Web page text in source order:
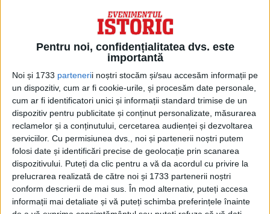
Pentru noi, confidențialitatea dvs. este
importantă
Noi și 1733 partenerii noștri stocăm și/sau accesăm informații pe
un dispozitiv, cum ar fi cookie-urile, și procesăm date personale,
cum ar fi identificatori unici și informații standard trimise de un
dispozitiv pentru publicitate și conținut personalizate, măsurarea
reclamelor și a conținutului, cercetarea audienței și dezvoltarea
serviciilor. Cu permisiunea dvs., noi și partenerii noștri putem
folosi date și identificări precise de geolocație prin scanarea
dispozitivului. Puteți da clic pentru a vă da acordul cu privire la
prelucrarea realizată de către noi și 1733 partenerii noștri
conform descrierii de mai sus. În mod alternativ, puteți accesa
informații mai detaliate și vă puteți schimba preferințele înainte
Lisa ar fi ajuns în prăvălia anticarului din
Nisa și vândută la un preț de nimic.